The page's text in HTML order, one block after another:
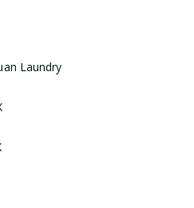
Laundry